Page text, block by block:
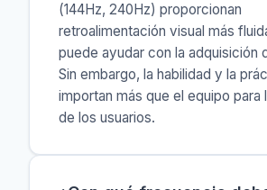
(144Hz, 240Hz) proporcionan
retroalimentación visual más
puede ayudar con la adquisición
Sin embargo, la habilidad y la
importan más que el equipo para
de los usuarios.